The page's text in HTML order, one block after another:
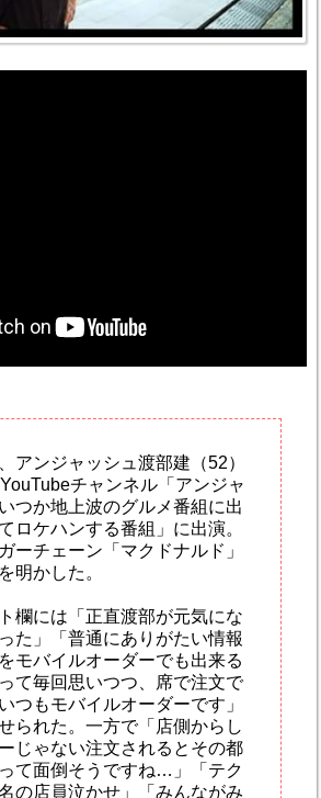
アンジャッシュ渡部建（52）
チャンネル「アンジャ
つか地上波のグルメ番組に出
ロケハンする番組」に出演。
ーチェーン「マクドナルド」
明かした。
欄には「正直渡部が元気にな
た」「普通にありがたい情報
モバイルオーダーでも出来る
て毎回思いつつ、席で注文で
つもモバイルオーダーです」
られた。一方で「店側からし
じゃない注文されるとその都
て面倒そうですね…」「テク
の店員泣かせ」「みんながみ